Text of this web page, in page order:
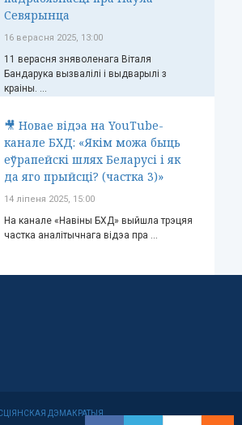
Севярынца
16 верасня 2025, 13:00
11 верасня зняволенага Віталя
Бандарука вызвалілі і выдварылі з
краіны. ...
🎥 Новае відэа на YouTube-
канале БХД: «Якім можа быць
еўрапейскі шлях Беларусі і як
да яго прыйсці? (частка 3)»
14 ліпеня 2025, 15:00
На канале «Навіны БХД» выйшла трэцяя
частка аналітычнага відэа пра ...
ДЭМАКРАТЫЯ